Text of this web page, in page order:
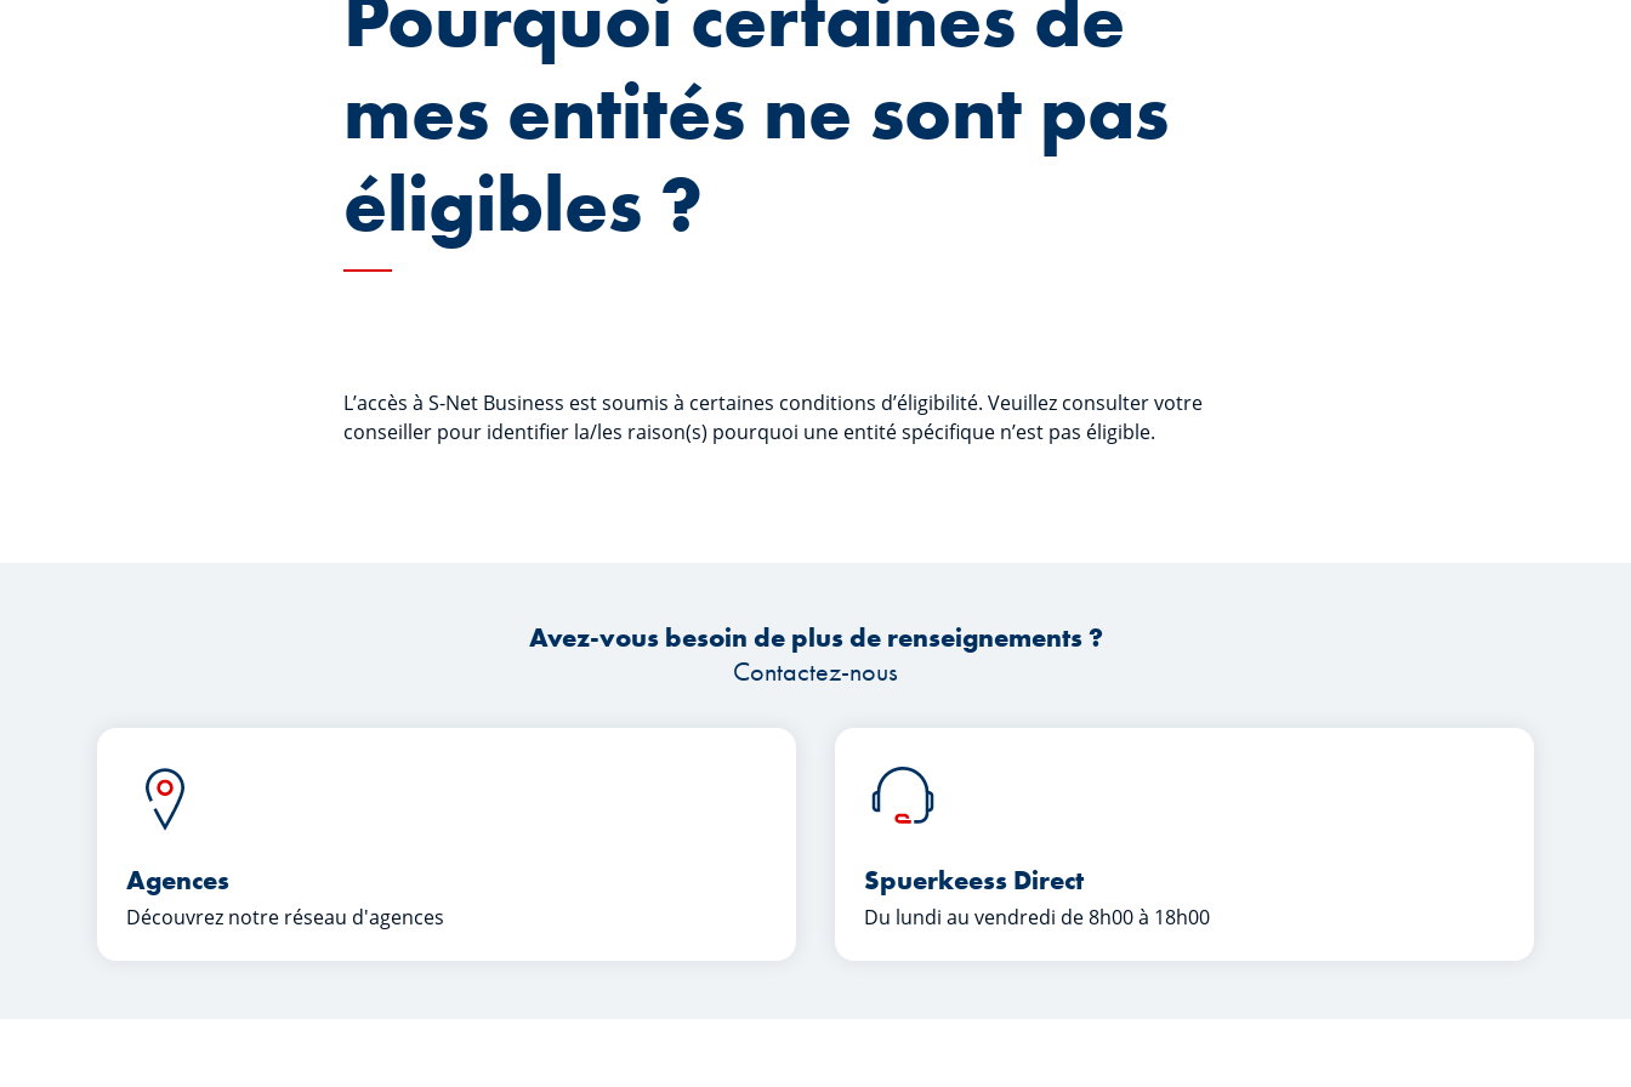
mes entités ne sont pas
éligibles ?
L’accès à S-Net Business est soumis à certaines conditions d’éligibilité. Veuillez consulter votre
conseiller pour identifier la/les raison(s) pourquoi une entité spécifique n’est pas éligible.
Avez-vous besoin de plus de renseignements ?
Contactez-nous
Agences
Découvrez notre réseau d'agences
Spuerkeess Direct
Du lundi au vendredi de 8h00 à 18h00